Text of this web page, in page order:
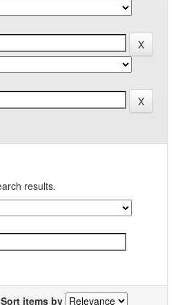
results.
Sort items by